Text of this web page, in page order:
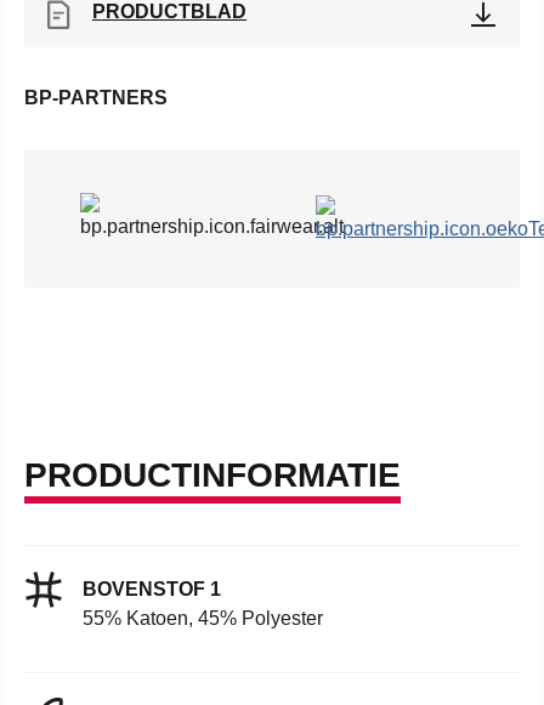
PRODUCTBLAD
BP-PARTNERS
PRODUCTINFORMATIE
BOVENSTOF 1
55% Katoen, 45% Polyester